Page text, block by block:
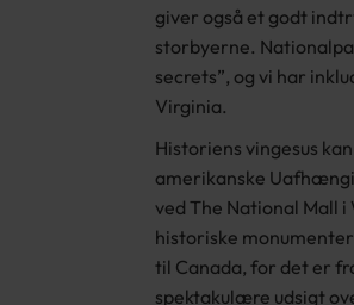
giver også et godt
storbyerne.
secrets”, og vi har
Virginia.
Historiens vingesus
amerikanske
ved The National Mall
historiske
til Canada, for det er
spektakulære udsigt